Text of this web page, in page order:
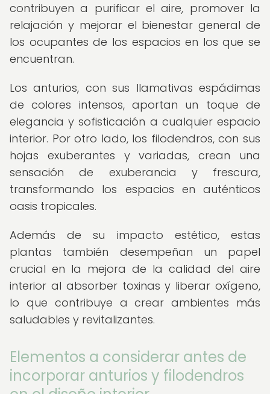
contribuyen a purificar el aire, promover la
relajación y mejorar el bienestar general de
los ocupantes de los espacios en los que se
encuentran.
Los anturios, con sus llamativas espádimas
de colores intensos, aportan un toque de
elegancia y sofisticación a cualquier espacio
interior. Por otro lado, los filodendros, con sus
hojas exuberantes y variadas, crean una
sensación de exuberancia y frescura,
transformando los espacios en auténticos
oasis tropicales.
Además de su impacto estético, estas
plantas también desempeñan un papel
crucial en la mejora de la calidad del aire
interior al absorber toxinas y liberar oxígeno,
lo que contribuye a crear ambientes más
saludables y revitalizantes.
Elementos a considerar antes de
incorporar anturios y filodendros